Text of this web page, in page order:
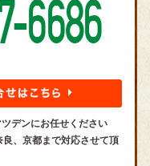
デンにお任せください
、京都まで対応させて頂